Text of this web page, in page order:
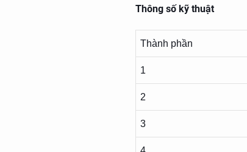
Thông số kỹ thuật
Thành phần
1
2
3